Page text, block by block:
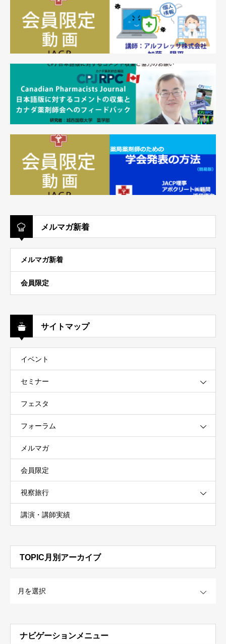
メルマガ新着
メルマガ新着
会員限定
サイトマップ
イベント
セミナー
フェスタ
フォーラム
メルマガ
会員限定
視察旅行
講演・講師実績
TOPIC月別アーカイブ
ナビゲーションメニュー